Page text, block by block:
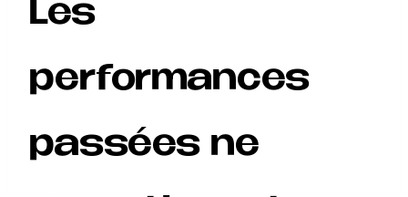
Les
performances
passées ne